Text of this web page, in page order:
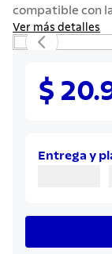
compatible con
Ver más detalles
$
Entrega y
5.
lavaplatos
acero
cuchillo
10. olla